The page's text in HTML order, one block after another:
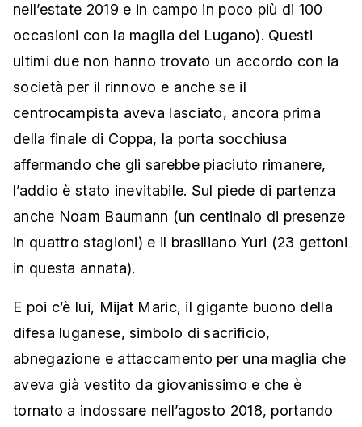
nell’estate 2019 e in campo in poco più di 100
occasioni con la maglia del Lugano). Questi
ultimi due non hanno trovato un accordo con la
società per il rinnovo e anche se il
centrocampista aveva lasciato, ancora prima
della finale di Coppa, la porta socchiusa
affermando che gli sarebbe piaciuto rimanere,
l’addio è stato inevitabile. Sul piede di partenza
anche Noam Baumann (un centinaio di presenze
in quattro stagioni) e il brasiliano Yuri (23 gettoni
in questa annata).
E poi c’è lui, Mijat Maric, il gigante buono della
difesa luganese, simbolo di sacrificio,
abnegazione e attaccamento per una maglia che
aveva già vestito da giovanissimo e che è
tornato a indossare nell’agosto 2018, portando